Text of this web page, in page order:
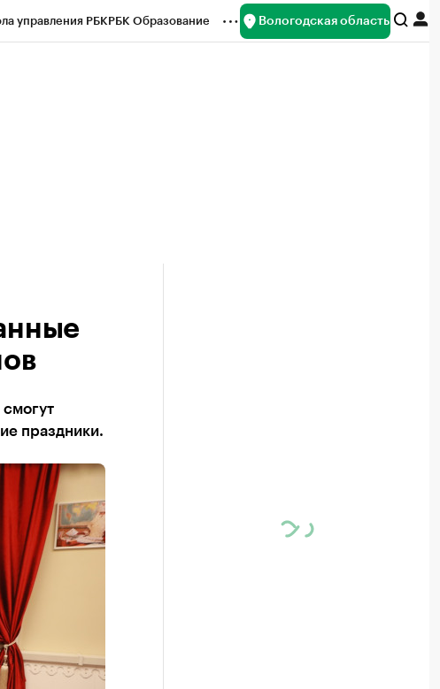
управления РБКРБК Образование Вологодская область
праздники.